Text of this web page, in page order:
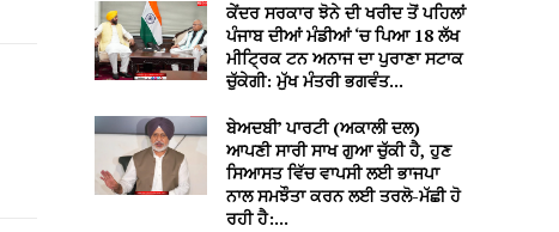
ਕੇਂਦਰ ਸਰਕਾਰ ਝੋਨੇ ਦੀ ਖਰੀਦ ਤੋਂ ਪਹਿਲਾਂ
ਪੰਜਾਬ ਦੀਆਂ ਮੰਡੀਆਂ ‘ਚ ਪਿਆ 18 ਲੱਖ
ਮੀਟ੍ਰਿਕ ਟਨ ਅਨਾਜ ਦਾ ਪੁਰਾਣਾ ਸਟਾਕ
ਚੁੱਕੇਗੀ: ਮੁੱਖ ਮੰਤਰੀ ਭਗਵੰਤ...
ਬੇਅਦਬੀ’ ਪਾਰਟੀ (ਅਕਾਲੀ ਦਲ)
ਆਪਣੀ ਸਾਰੀ ਸਾਖ ਗੁਆ ਚੁੱਕੀ ਹੈ, ਹੁਣ
ਸਿਆਸਤ ਵਿੱਚ ਵਾਪਸੀ ਲਈ ਭਾਜਪਾ
ਨਾਲ ਸਮਝੌਤਾ ਕਰਨ ਲਈ ਤਰਲੋ-ਮੱਛੀ ਹੋ
ਰਹੀ ਹੈ:...